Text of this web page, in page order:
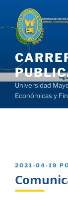
contenido
Universidad
Económicas y
PUBLICADO
2021-04-19